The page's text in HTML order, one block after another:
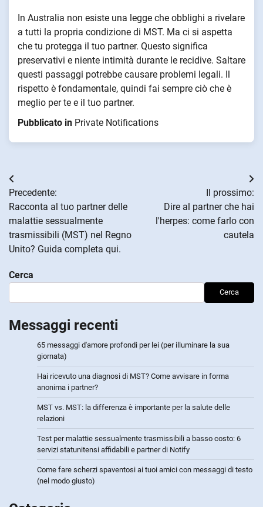
In Australia non esiste una legge che obblighi a rivelare
a tutti la propria condizione di MST. Ma ci si aspetta
che tu protegga il tuo partner. Questo significa
preservativi e niente intimità durante le recidive. Saltare
questi passaggi potrebbe causare problemi legali. Il
rispetto è fondamentale, quindi fai sempre ciò che è
meglio per te e il tuo partner.
Pubblicato in Private Notifications
Navigazione
articoli
Precedente:
Racconta al tuo partner delle
malattie sessualmente
trasmissibili (MST) nel Regno
Unito? Guida completa qui.
Il prossimo:
Dire al partner che hai
l'herpes: come farlo con
cautela
Cerca
Cerca
Messaggi recenti
65 messaggi d'amore profondi per lei (per illuminare la sua
giornata)
Hai ricevuto una diagnosi di MST? Come avvisare in forma
anonima i partner?
MST vs. MST: la differenza è importante per la salute delle
relazioni
Test per malattie sessualmente trasmissibili a basso costo: 6
servizi statunitensi affidabili e partner di Notify
Come fare scherzi spaventosi ai tuoi amici con messaggi di testo
(nel modo giusto)